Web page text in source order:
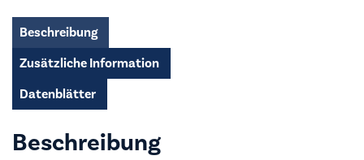
Beschreibung
Zusätzliche Information
Datenblätter
Beschreibung